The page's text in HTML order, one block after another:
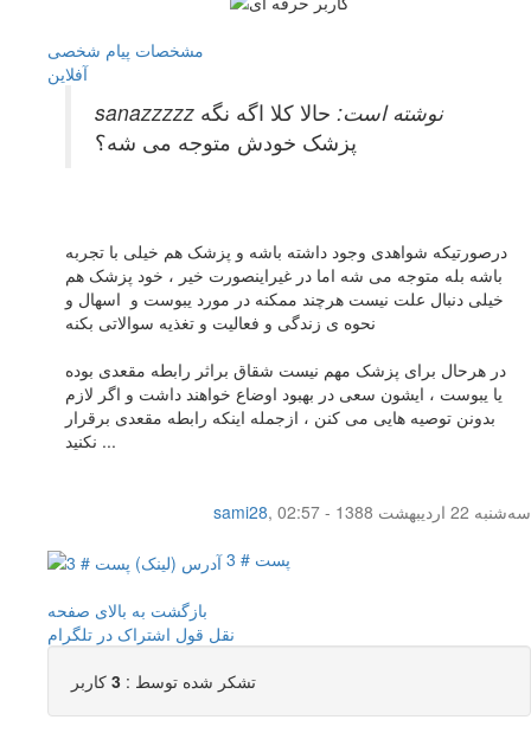
مشخصات پیام شخصی
آفلاين
sanazzzzz نوشته است: حالا کلا اگه نگه
پزشک خودش متوجه می شه؟
درصورتیکه شواهدی وجود داشته باشه و پزشک هم خیلی با تجربه
باشه بله متوجه می شه اما در غیراینصورت خیر ، خود پزشک هم
خیلی دنبال علت نیست هرچند ممکنه در مورد یبوست و اسهال و
نحوه ی زندگی و فعالیت و تغذیه سوالاتی بکنه
در هرحال برای پزشک مهم نیست شقاق براثر رابطه مقعدی بوده
یا یبوست ، ایشون سعی در بهبود اوضاع خواهند داشت و اگر لازم
بدونن توصیه هایی می کنن ، ازجمله اینکه رابطه مقعدی برقرار
نکنید ...
sami28,
سه‌شنبه 22 اردیبهشت 1388 - 02:57
پست # 3
بازگشت به بالای صفحه
نقل قول اشتراک در تلگرام
تشکر شده توسط : 3 کاربر